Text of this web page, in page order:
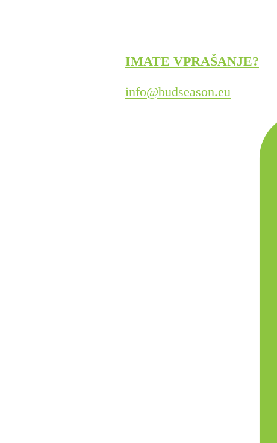
IMATE VPRAŠANJE?
info@budseason.eu